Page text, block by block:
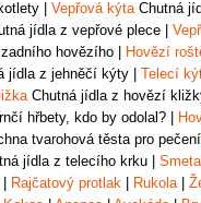
Vepřová kýtaChutná
jídla z vepřové plece
hovězího Hovězí
jídla z jehněčí kýty Telecí
Chutná jídla z hovězí
hřbety, kdo by odolal?
tvarohová těsta pro pečení
jídla z telecího krku
Rajčatový protlak Rukola|